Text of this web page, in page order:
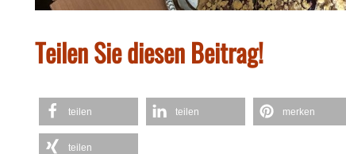
Teilen Sie diesen Beitrag!
teilen teilen merken
teilen